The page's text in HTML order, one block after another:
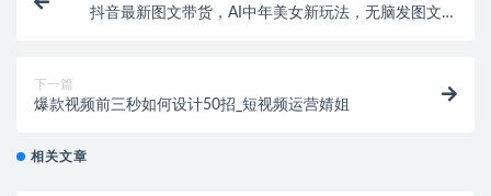
抖音最新图文带货，AI中年美女新玩法，无脑发图文，
下一篇
爆款视频前三秒如何设计50招_短视频运营婧姐
相关文章